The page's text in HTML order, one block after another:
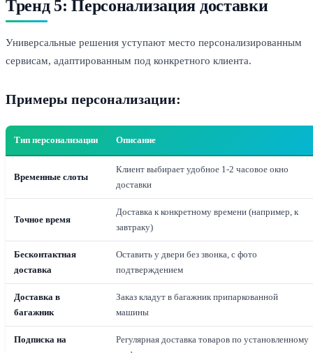
Тренд 5: Персонализация доставки
Универсальные решения уступают место персонализированным
сервисам, адаптированным под конкретного клиента.
Примеры персонализации:
Тип персонализации Описание
Временные слоты
Клиент выбирает удобное 1-2 часовое окно
доставки
Точное время
Доставка к конкретному времени (например, к
завтраку)
Бесконтактная
доставка
Оставить у двери без звонка, с фото
подтверждением
Доставка в
багажник
Заказ кладут в багажник припаркованной
машины
Подписка на
Регулярная доставка товаров по установленному